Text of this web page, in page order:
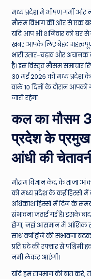
w
s
A
ro
u
n
d
T
h
e
o
rl
d
मध्य प्रदेश में भीषण गर्मी और
मौसम विभाग की ओर से एक
यदि आप भी शनिवार को घर से
खबर आपके लिए बेहद महत्वपूर्ण
भारी उतार-चढ़ाव और अचानक
है। इस विस्तृत मौसम समाचार
30 मई 2026 को मध्य प्रदेश
वाले 10 दिनों के दौरान आपको
जारी रहेगा।
कल का मौसम
प्रदेश के प्रमुख
आंधी की
मौसम विज्ञान केंद्र के ताजा
को मध्य प्रदेश के कई हिस्सों
अधिकांश हिस्सों में दिन के
संभावना जताई गई है। इसके
होगा, जहां आसमान में
साथ वर्षा होने की संभावना
प्रति घंटे की रफ्तार से
नमी लेकर आएंगी।
यदि हम तापमान की बात करें,